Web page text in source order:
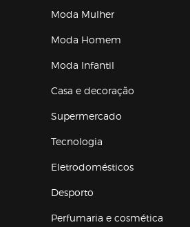
Moda Mulher
Moda Homem
Moda Infantil
Casa e decoração
Supermercado
Tecnologia
Eletrodomésticos
Desporto
Perfumaria e cosmética